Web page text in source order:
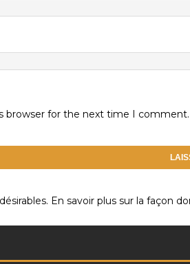
browser for the next time I comment.
En savoir plus sur la façon